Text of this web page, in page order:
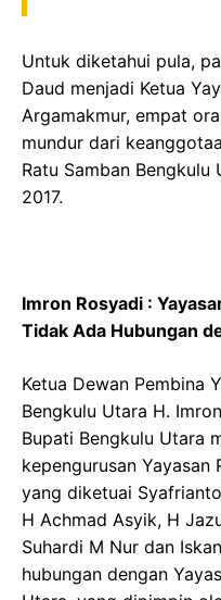
Untuk diketahui pula,
Daud menjadi Ketua
Argamakmur, empat
mundur dari
Ratu Samban
2017.
Imron Rosyadi :
Tidak Ada Hubungan
Ketua Dewan Pembina
Bengkulu Utara H.
Bupati Bengkulu Utara
kepengurusan Yayasan
yang diketuai
H Achmad Asyik, H
Suhardi M Nur dan
hubungan dengan